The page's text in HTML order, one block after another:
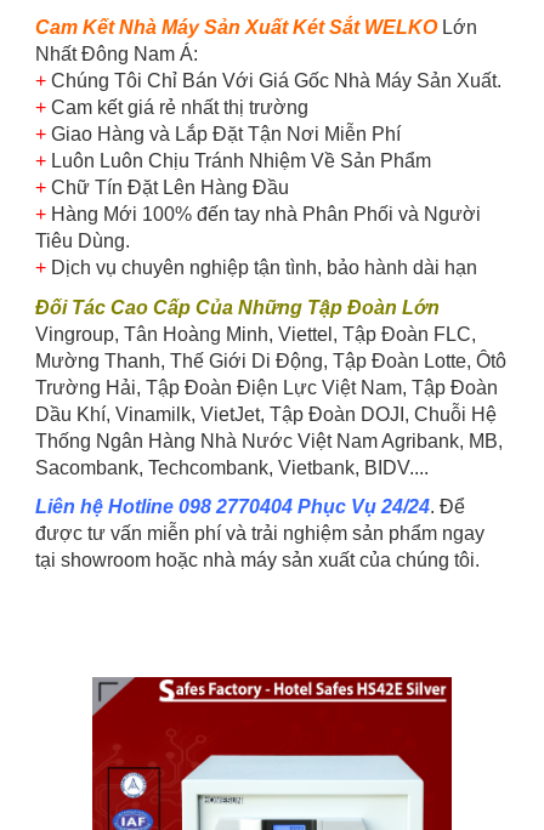
Cam Kết Nhà Máy Sản Xuất Két Sắt WELKOLớn
Nhất Đông Nam Á:
+ Chúng Tôi Chỉ Bán Với Giá Gốc Nhà Máy Sản Xuất.
+ Cam kết giá rẻ nhất thị trường
+ Giao Hàng và Lắp Đặt Tận Nơi Miễn Phí
+ Luôn Luôn Chịu Tránh Nhiệm Về Sản Phẩm
+ Chữ Tín Đặt Lên Hàng Đầu
+ Hàng Mới 100% đến tay nhà Phân Phối và Người
Tiêu Dùng.
+ Dịch vụ chuyên nghiệp tận tình, bảo hành dài hạn
Đối Tác Cao Cấp Của Những Tập Đoàn Lớn
Vingroup, Tân Hoàng Minh, Viettel, Tập Đoàn FLC,
Mường Thanh, Thế Giới Di Động, Tập Đoàn Lotte, Ôtô
Trường Hải, Tập Đoàn Điện Lực Việt Nam, Tập Đoàn
Dầu Khí, Vinamilk, VietJet, Tập Đoàn DOJI, Chuỗi Hệ
Thống Ngân Hàng Nhà Nước Việt Nam Agribank, MB,
Sacombank, Techcombank, Vietbank, BIDV....
Liên hệ Hotline 098 2770404 Phục Vụ 24/24. Để
được tư vấn miễn phí và trải nghiệm sản phẩm ngay
tại showroom hoặc nhà máy sản xuất của chúng tôi.